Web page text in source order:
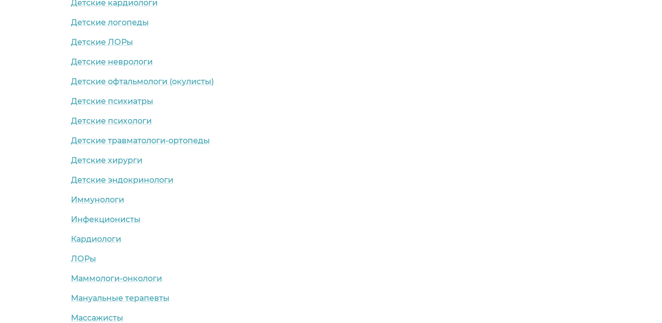
Детские кардиологи
Детские логопеды
Детские ЛОРы
Детские неврологи
Детские офтальмологи (окулисты)
Детские психиатры
Детские психологи
Детские травматологи-ортопеды
Детские хирурги
Детские эндокринологи
Иммунологи
Инфекционисты
Кардиологи
ЛОРы
Маммологи-онкологи
Мануальные терапевты
Массажисты